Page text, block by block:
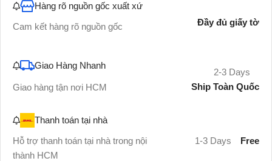
Hàng rõ nguồn gốc xuất xứ
Cam kết hàng rõ nguồn gốc
Đầy đủ giấy tờ
Giao Hàng Nhanh
Giao hàng tận nơi HCM
2-3 Days
Ship Toàn Quốc
Thanh toán tại nhà
Hỗ trợ thanh toán tại nhà trong nội
thành HCM
1-3 Days Free